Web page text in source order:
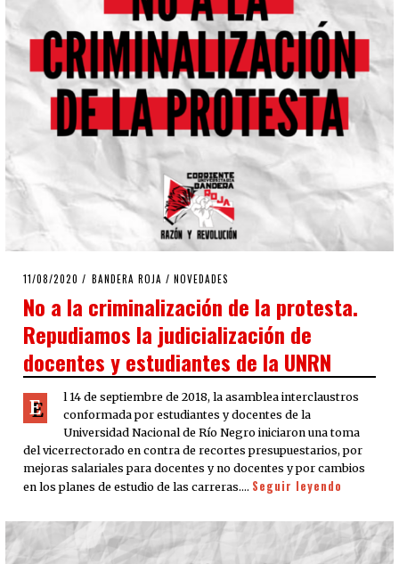
POSTED
11/08/2020 11/08/2020
BANDERA ROJA / NOVEDADES
No a la criminalización de la protesta.
Repudiamos la judicialización de
docentes y estudiantes de la UNRN
E
l 14 de septiembre de 2018, la asamblea interclaustros
conformada por estudiantes y docentes de la
Universidad Nacional de Río Negro iniciaron una toma
del vicerrectorado en contra de recortes presupuestarios, por
mejoras salariales para docentes y no docentes y por cambios
en los planes de estudio de las carreras.… Seguir leyendo